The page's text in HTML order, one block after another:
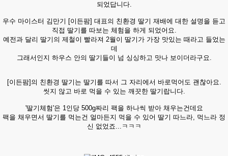
되었답니다.
우수 마이스터 김만기 [이든팜] 대표의 친환경 딸기 재배에 대한 설명을 듣고
직접 딸기를 따보는 체험을 하게 되었어요.
예전과 달리 딸기의 제철이 빨라져 2월이 딸기가 가장 맛있는 때라고 들었는
데
그래서인지 하우스 안의 딸기들이 넘 싱싱하고 맛나 보이더라구요.
[이든팜]의 친환경 딸기는 딸기를 따서 그 자리에서 바로먹어도 괜찮아요.
씻지 않고 바로 먹을 수 있는 깨끗한 딸기랍니다.
'딸기체험'은 1인당 500g짜리 팩을 하나씩 받아 채우는건데요
팩을 채우면서 딸기를 먹는건 얼마든지 먹을 수 있어 딸기 따느라, 먹느라 정
신 없었죠...ㅋㅋㅋ